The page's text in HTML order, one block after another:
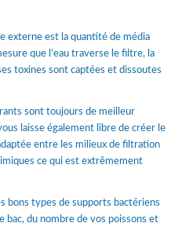
externe est la quantité de média
que l’eau traverse le filtre, la
toxines sont captées et dissoutes
sont toujours de meilleur
laisse également libre de créer le
entre les milieux de filtration
ce qui est extrêmement
bons types de supports bactériens
bac, du nombre de vos poissons et